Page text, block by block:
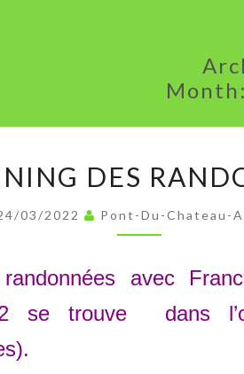
Month:
DES
RANDONNEES
DES
03/2022 Pont-Du-Chateau-
avec
se trouve dans